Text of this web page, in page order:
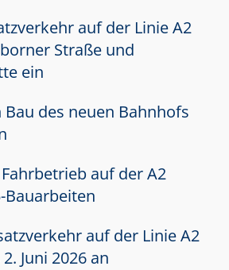
auf der Linie A2
Straße und
ein
des neuen Bahnhofs
auf der A2
Bauarbeiten
auf der Linie A2
Juni 2026 an